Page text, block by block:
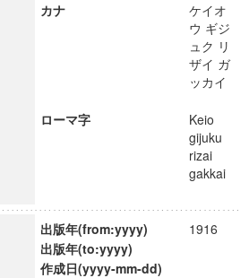
カナ
ケイオ
ウ ギジ
ュク リ
ザイ ガ
ッカイ
ローマ字
Keio
gijuku
rizai
gakkai
出版年(from:yyyy)
1916
出版年(to:yyyy)
作成日(yyyy-mm-dd)